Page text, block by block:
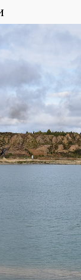
собой
течении. Река
одним из
возделываемые